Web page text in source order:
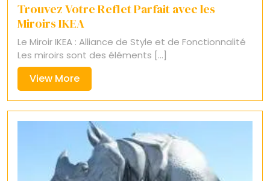
Trouvez Votre Reflet Parfait avec les
Miroirs IKEA
Le Miroir IKEA : Alliance de Style et de Fonctionnalité
Les miroirs sont des éléments [...]
View MoreView
More